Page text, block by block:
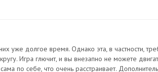
уже долгое время. Однако эта, в частности,
Игра глючит, и вы внезапно не можете
по себе, что очень расстраивает.